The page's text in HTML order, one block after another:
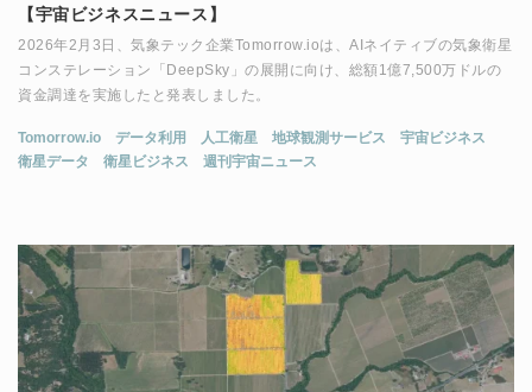
【宇宙ビジネスニュース】
2026年2月3日、気象テック企業Tomorrow.ioは、AIネイティブの気象衛星
コンステレーション「DeepSky」の展開に向け、総額1億7,500万ドルの
資金調達を実施したと発表しました。
Tomorrow.io データ利用 人工衛星 地球観測サービス
宇宙ビジネス
衛星データ
衛星ビジネス 週刊宇宙ニュース